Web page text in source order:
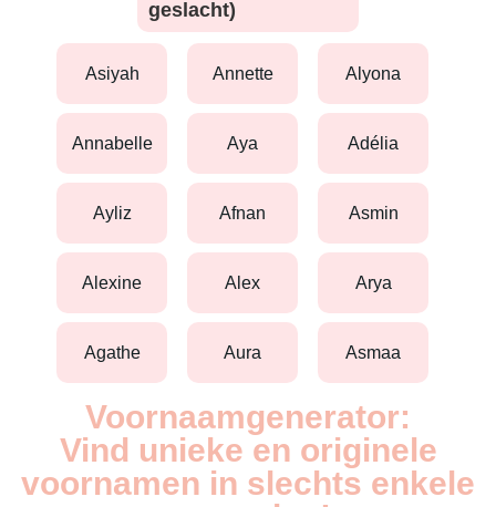
geslacht)
asiyah annette alyona
annabelle aya adélia
ayliz afnan asmin
alexine alex arya
agathe aura asmaa
Voornaamgenerator:
Vind unieke en originele
voornamen in slechts enkele